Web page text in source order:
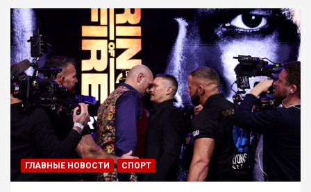
ГЛАВНЫЕ НОВОСТИ СПОРТ